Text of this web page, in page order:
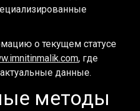
о текущем статусе
, где
данные.
методы